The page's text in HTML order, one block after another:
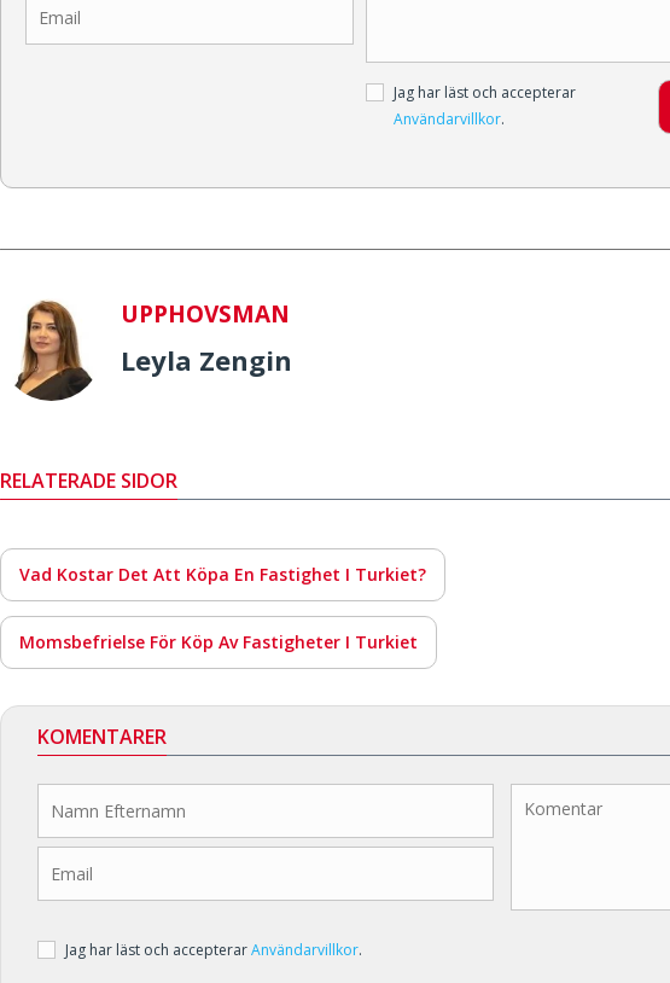
Jag har läst och accepterar
Användarvillkor.
UPPHOVSMAN
Leyla Zengin
RELATERADE SIDOR
Vad Kostar Det Att Köpa En Fastighet I Turkiet?
Momsbefrielse För Köp Av Fastigheter I Turkiet
KOMENTARER
Jag har läst och accepterarAnvändarvillkor.